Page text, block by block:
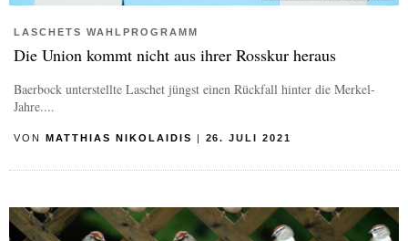
LASCHETS WAHLPROGRAMM
Die Union kommt nicht aus ihrer Rosskur heraus
Baerbock unterstellte Laschet jüngst einen Rückfall hinter die Merkel-
Jahre....
VON MATTHIAS NIKOLAIDIS | 26. JULI 2021